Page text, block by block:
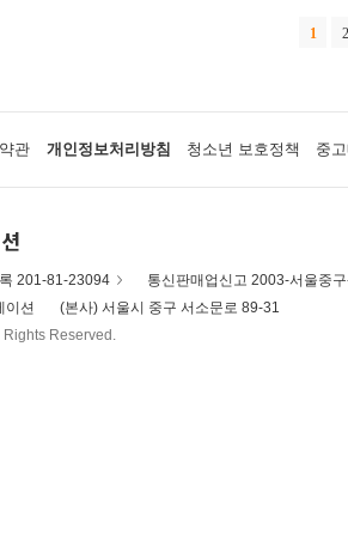
1 2
관 개인정보처리방침 청소년 보호정책 중
201-81-23094
통신판매업신고 2003-서울중
이션
(본사) 서울시 중구 서소문로 89-31
Reserved.